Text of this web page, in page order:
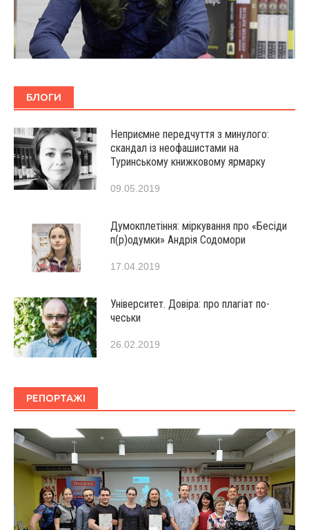
БЛОГИ
Неприємне передчуття з минулого:
скандал із неофашистами на
Туринському книжковому ярмарку
09.05.2019
Думокплетіння: міркування про «Бесіди
п(р)одумки» Андрія Содомори
17.04.2019
Університет. Довіра: про плагіат по-
чеськи
26.02.2019
РЕПОРТАЖІ